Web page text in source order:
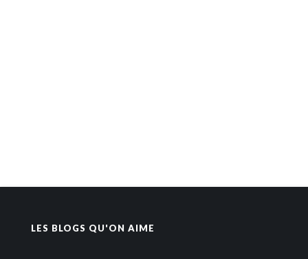
LES BLOGS QU'ON AIME